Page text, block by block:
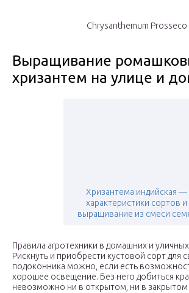
Chrysanthemum Prosseco
Выращивание
хризантем на улице и
Хризантема индийская —
характеристики сортов и
выращивание из смеси
Правила агротехники в домашних и
Рискнуть и приобрести кустовой сорт для
подоконника можно, если есть
хорошее освещение. Без него добиться
невозможно ни в открытом, ни в закрытом